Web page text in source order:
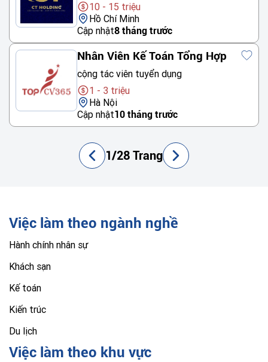
10 - 15 triệu
Hồ Chí Minh
Cập nhật8 tháng trước
Nhân Viên Kế Toán Tổng Hợp
cộng tác viên tuyển dụng
1 - 3 triệu
Hà Nội
Cập nhật10 tháng trước
1/28 Trang
Việc làm theo ngành nghề
Hành chính nhân sự
Khách sạn
Kế toán
Kiến trúc
Du lịch
Việc làm theo khu vực